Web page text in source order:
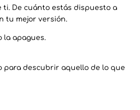
ti. De cuánto estás dispuesto a
tu mejor versión.
la apagues.
para descubrir aquello de lo que